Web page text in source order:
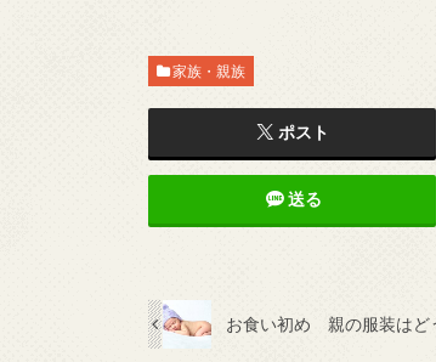
家族・親族
ポスト
送る
お食い初め 親の服装はど